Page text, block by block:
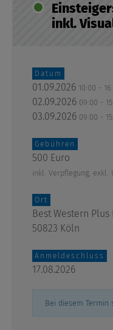
inkl.
Datum
01.09.2026 10:00 -
02.09.2026 09:00 -
03.09.2026 09:00 -
Gebühren
500 Euro
inkl. Verpflegung, exkl.
Ort
Best Western
50823 Köln
Anmeldeschluss
17.08.2026
Bei diesem Termin